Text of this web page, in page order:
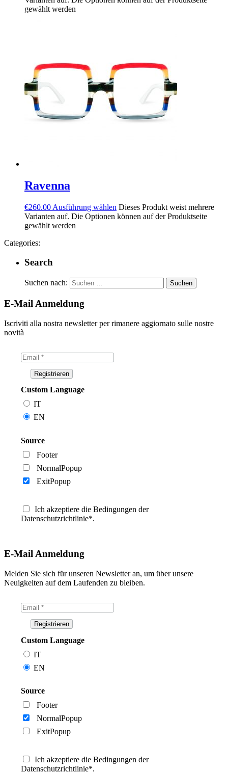
gewählt werden
Ravenna
€260.00 Ausführung wählen Dieses Produkt weist mehrere
Varianten auf. Die Optionen können auf der Produktseite
gewählt werden
Categories:
Search
Suchen nach:
E-Mail Anmeldung
Iscriviti alla nostra newsletter per rimanere aggiornato sulle nostre
novità
Custom Language
IT
EN
Source
Footer
NormalPopup
ExitPopup
Ich akzeptiere die Bedingungen der
Datenschutzrichtlinie*.
E-Mail Anmeldung
Melden Sie sich für unseren Newsletter an, um über unsere
Neuigkeiten auf dem Laufenden zu bleiben.
Custom Language
IT
EN
Source
Footer
NormalPopup
ExitPopup
Ich akzeptiere die Bedingungen der
Datenschutzrichtlinie*.